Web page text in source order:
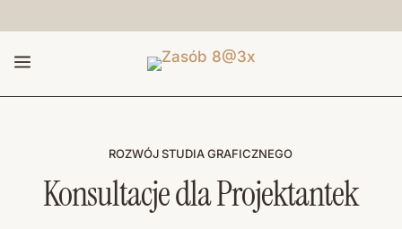
a
ROZWÓJ STUDIA GRAFICZNEGO
Konsultacje dla Projektantek